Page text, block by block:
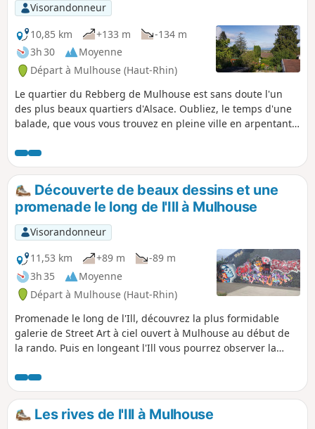
Visorandonneur
10,85 km
+133 m
-134 m
3h 30
Moyenne
Départ à Mulhouse (Haut-Rhin)
Le quartier du Rebberg de Mulhouse est sans doute l'un
des plus beaux quartiers d'Alsace. Oubliez, le temps d'une
balade, que vous vous trouvez en pleine ville en arpentant
impressionnant, à la fois par la verdure omniprésente et
par ses nombreuses, époustouflantes, maisons de maître.
Découverte de beaux dessins et une
promenade le long de l'Ill à Mulhouse
Visorandonneur
11,53 km
+89 m
-89 m
3h 35
Moyenne
Départ à Mulhouse (Haut-Rhin)
Promenade le long de l'Ill, découvrez la plus formidable
galerie de Street Art à ciel ouvert à Mulhouse au début de
la rando. Puis en longeant l'Ill vous pourrez observer la
et Mulhouse avant de profiter d'un calme absolu à la
Chapelle Saint-Gall.
Les rives de l'Ill à Mulhouse